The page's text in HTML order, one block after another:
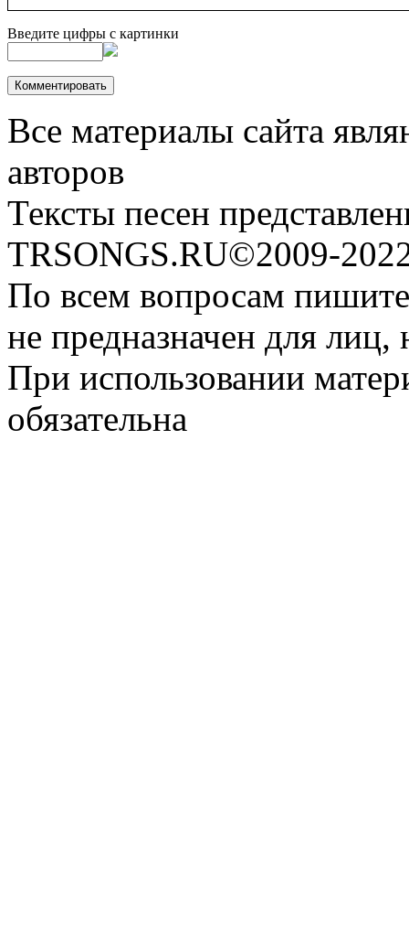
Введите цифры с картинки
Все материалы сайта
авторов
Тексты песен
TRSONGS.RU©2009-
По всем вопросам
не предназначен для
При использовании
обязательна